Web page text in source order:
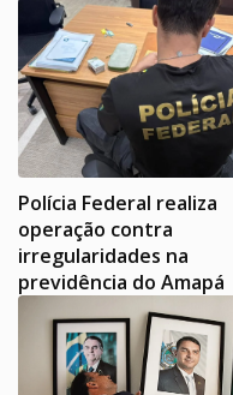
Polícia Federal realiza
operação contra
irregularidades na
previdência do Amapá